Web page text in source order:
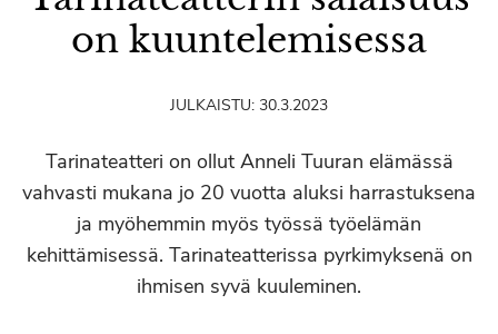
on kuuntelemisessa
JULKAISTU: 30.3.2023
Tarinateatteri on ollut Anneli Tuuran elämässä
vahvasti mukana jo 20 vuotta aluksi harrastuksena
ja myöhemmin myös työssä työelämän
kehittämisessä. Tarinateatterissa pyrkimyksenä on
ihmisen syvä kuuleminen.